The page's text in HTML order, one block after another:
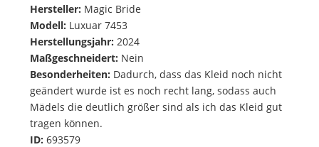
Hersteller: Magic Bride
Modell: Luxuar 7453
Herstellungsjahr: 2024
Maßgeschneidert: Nein
Besonderheiten: Dadurch, dass das Kleid noch nicht
geändert wurde ist es noch recht lang, sodass auch
Mädels die deutlich größer sind als ich das Kleid gut
tragen können.
ID: 693579